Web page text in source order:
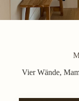
Vier Wände,